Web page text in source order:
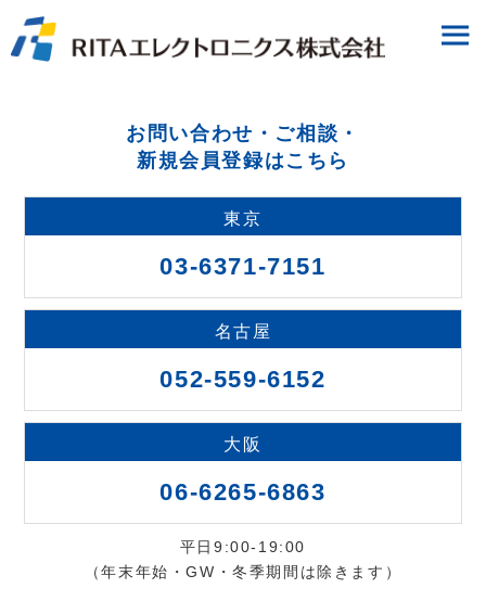
お問い合わせ・ご相談・
新規会員登録はこちら
東京
03-6371-7151
名古屋
052-559-6152
大阪
06-6265-6863
平日9:00-19:00
（年末年始・GW・冬季期間は除きます）